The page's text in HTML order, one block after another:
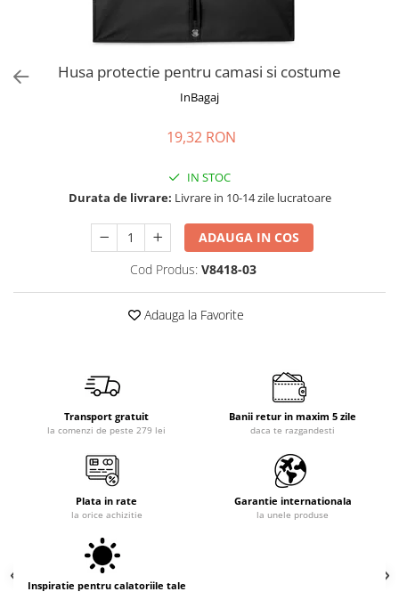
Borsete
Husa protectie pentru camasi si costume
InBagaj
19,32 RON
IN STOC
Durata de livrare: Livrare in 10-14 zile lucratoare
ADAUGA IN COS
Cod Produs: V8418-03
Adauga la Favorite
Transport gratuit
la comenzi de peste 279 lei
Banii retur in maxim 5 zile
daca te razgandesti
Plata in rate
la orice achizitie
Garantie internationala
la unele produse
Inspiratie pentru calatoriile tale